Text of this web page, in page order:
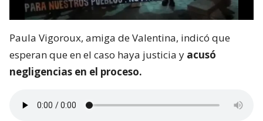
Paula Vigoroux, amiga de Valentina, indicó que
esperan que en el caso haya justicia y acusó
negligencias en el proceso.